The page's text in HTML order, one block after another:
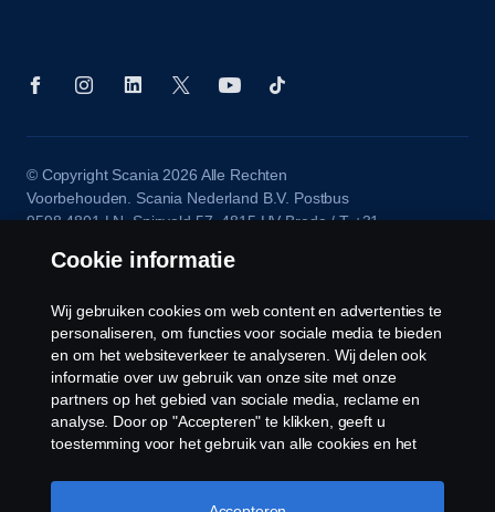
© Copyright Scania 2026 Alle Rechten
Voorbehouden. Scania Nederland B.V. Postbus
9598 4801 LN, Spinveld 57, 4815 HV Breda / T +31
Cookie informatie
Wij gebruiken cookies om web content en advertenties te
personaliseren, om functies voor sociale media te bieden
en om het websiteverkeer te analyseren. Wij delen ook
informatie over uw gebruik van onze site met onze
partners op het gebied van sociale media, reclame en
analyse. Door op "Accepteren" te klikken, geeft u
toestemming voor het gebruik van alle cookies en het
door op "Cookie Instellingen" te klikken en de